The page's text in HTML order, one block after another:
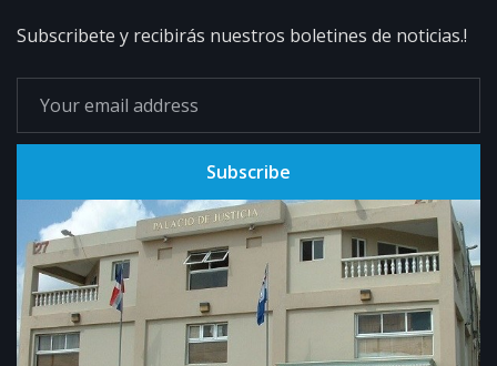
Subscribete y recibirás nuestros boletines de noticias.!
Subscribe